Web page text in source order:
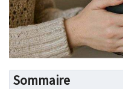
Sommaire